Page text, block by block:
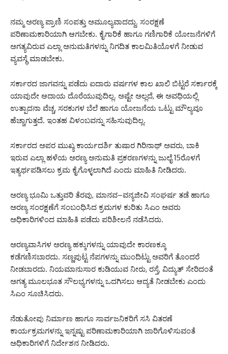
ನಮ್ಮ ಅರಣ್ಯ ಪ್ರಾಣಿ ಸಂಪತ್ತು ಅಮೂಲ್ಯವಾದದ್ದು. ಸಂರಕ್ಷಣೆ
ಪರಿಣಾಮಕಾರಿಯಾಗಿ ಆಗಬೇಕು. ಕೈಗಾರಿಕೆ ಹಾಗೂ ಗಣಿಗಾರಿಕೆ ಯೋಜನೆಗಳಿಗೆ
ಅಗತ್ಯವಿರುವ ಎಲ್ಲಾ ಅನುಮತಿಗಳನ್ನು ನಿಗದಿತ ಕಾಲಮಿತಿಯೊಳಗೆ ನೀಡುವ
ವ್ಯವಸ್ಥೆ ಮಾಡಬೇಕು.
ಸರ್ಕಾರದ ಜಾಗವನ್ನು ಪಡೆದು ಐದಾರು ವರ್ಷಗಳ ಕಾಲ ಖಾಲಿ ಬಿಟ್ಟರೆ ಸರ್ಕಾರಕ್ಕೆ
ಯಾವುದೇ ಆದಾಯ ದೊರೆಯುವುದಿಲ್ಲ. ಅಷ್ಟೇ ಅಲ್ಲದೆ, ಈ ಅವಧಿಯಲ್ಲಿ
ಉತ್ಪಾದನಾ ವೆಚ್ಚ, ಸರಕುಗಳ ಬೆಲೆ ಹಾಗೂ ಯೋಜನೆಯ ಒಟ್ಟು ಮೌಲ್ಯವೂ
ಹೆಚ್ಚಾಗುತ್ತದೆ. ಇಂತಹ ವಿಳಂಬವನ್ನು ಸಹಿಸುವುದಿಲ್ಲ.
ಸರ್ಕಾರದ ಅಪರ ಮುಖ್ಯ ಕಾರ್ಯದರ್ಶಿ ತುಷಾರ ಗಿರಿನಾಥ್ ಅವರು, ಬಾಕಿ
ಇರುವ ಎಲ್ಲಾ ಹಳೆಯ ಅರಣ್ಯ ಅನುಮತಿ ಪ್ರಕರಣಗಳನ್ನು ಜುಲೈ 15ರೊಳಗೆ
ಇತ್ಯರ್ಥಪಡಿಸಲು ಕ್ರಮ ಕೈಗೊಳ್ಳಲಾಗಿದೆ ಎಂದು ಮಾಹಿತಿ ನೀಡಿದರು.
ಅರಣ್ಯ ಭೂಮಿ ಒತ್ತುವರಿ ತೆರವು, ಮಾನವ–ವನ್ಯಜೀವಿ ಸಂಘರ್ಷ ತಡೆ ಹಾಗೂ
ಅರಣ್ಯ ಸಂರಕ್ಷಣೆಗೆ ಸಂಬಂಧಿಸಿದ ಕ್ರಮಗಳ ಕುರಿತು ಸಿಎಂ ಅವರು
ಅಧಿಕಾರಿಗಳಿಂದ ಮಾಹಿತಿ ಪಡೆದು ಪರಿಶೀಲನೆ ನಡೆಸಿದರು.
ಅರಣ್ಯವಾಸಿಗಳ ಅರಣ್ಯ ಹಕ್ಕುಗಳನ್ನು ಯಾವುದೇ ಕಾರಣಕ್ಕೂ
ಕಡೆಗಣಿಸಬಾರದು. ಸಣ್ಣಪುಟ್ಟ ನೆಪಗಳನ್ನು ಮುಂದಿಟ್ಟು ಅವರಿಗೆ ತೊಂದರೆ
ನೀಡಬಾರದು. ನಿಯಮಾನುಸಾರ ಕುಡಿಯುವ ನೀರು, ರಸ್ತೆ, ವಿದ್ಯುತ್ ಸೇರಿದಂತೆ
ಅಗತ್ಯ ಮೂಲಭೂತ ಸೌಲಭ್ಯಗಳನ್ನು ಒದಗಿಸಲು ಆದ್ಯತೆ ನೀಡಬೇಕು ಎಂದು
ಸಿಎಂ ಸೂಚಿಸಿದರು.
ನೆಡುತೋಪು ನಿರ್ಮಾಣ ಹಾಗೂ ಸಾರ್ವಜನಿಕರಿಗೆ ಸಸಿ ವಿತರಣೆ
ಕಾರ್ಯಕ್ರಮಗಳನ್ನು ಇನ್ನಷ್ಟು ಪರಿಣಾಮಕಾರಿಯಾಗಿ ಜಾರಿಗೊಳಿಸುವಂತೆ
ಅಧಿಕಾರಿಗಳಿಗೆ ನಿರ್ದೇಶನ ನೀಡಿದರು.